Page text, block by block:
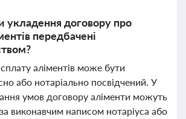
укладення договору про
передбачені
аліментів може бути
або нотаріально посвідчений. У
умов договору аліменти можуть
виконавчим написом нотаріуса або